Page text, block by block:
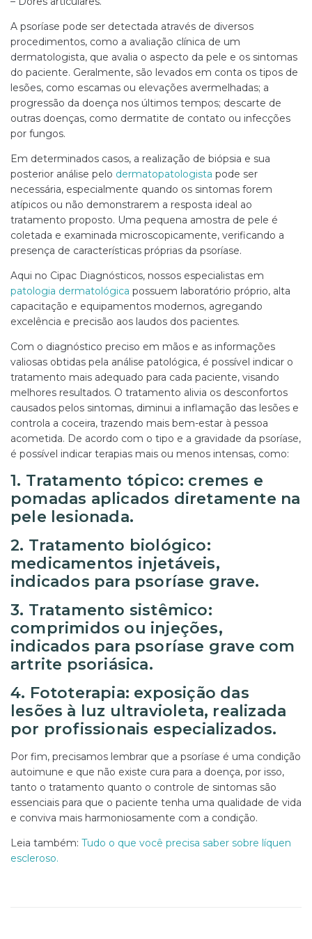
A psoríase pode ser detectada através de diversos
procedimentos, como a avaliação clínica de um
dermatologista, que avalia o aspecto da pele e os sintomas
do paciente. Geralmente, são levados em conta os tipos de
lesões, como escamas ou elevações avermelhadas; a
progressão da doença nos últimos tempos; descarte de
outras doenças, como dermatite de contato ou infecções
por fungos.
Em determinados casos, a realização de biópsia e sua
posterior análise pelo dermatopatologista pode ser
necessária, especialmente quando os sintomas forem
atípicos ou não demonstrarem a resposta ideal ao
tratamento proposto. Uma pequena amostra de pele é
coletada e examinada microscopicamente, verificando a
presença de características próprias da psoríase.
Aqui no Cipac Diagnósticos, nossos especialistas em
patologia dermatológica possuem laboratório próprio, alta
capacitação e equipamentos modernos, agregando
excelência e precisão aos laudos dos pacientes.
Com o diagnóstico preciso em mãos e as informações
valiosas obtidas pela análise patológica, é possível indicar o
tratamento mais adequado para cada paciente, visando
melhores resultados. O tratamento alivia os desconfortos
causados pelos sintomas, diminui a inflamação das lesões e
controla a coceira, trazendo mais bem-estar à pessoa
acometida. De acordo com o tipo e a gravidade da psoríase,
é possível indicar terapias mais ou menos intensas, como:
1. Tratamento tópico: cremes e
pomadas aplicados diretamente na
pele lesionada.
2. Tratamento biológico:
medicamentos injetáveis,
indicados para psoríase grave.
3. Tratamento sistêmico:
comprimidos ou injeções,
indicados para psoríase grave com
artrite psoriásica.
4. Fototerapia: exposição das
lesões à luz ultravioleta, realizada
por profissionais especializados.
Por fim, precisamos lembrar que a psoríase é uma condição
autoimune e que não existe cura para a doença, por isso,
tanto o tratamento quanto o controle de sintomas são
essenciais para que o paciente tenha uma qualidade de vida
e conviva mais harmoniosamente com a condição.
Leia também: Tudo o que você precisa saber sobre líquen
escleroso.